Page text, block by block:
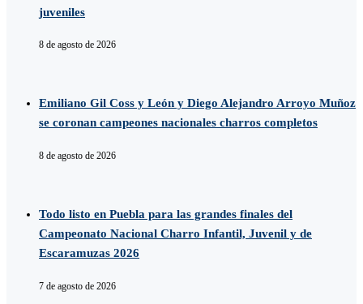
juveniles
8 de agosto de 2026
Emiliano Gil Coss y León y Diego Alejandro Arroyo Muñoz
se coronan campeones nacionales charros completos
8 de agosto de 2026
Todo listo en Puebla para las grandes finales del
Campeonato Nacional Charro Infantil, Juvenil y de
Escaramuzas 2026
7 de agosto de 2026